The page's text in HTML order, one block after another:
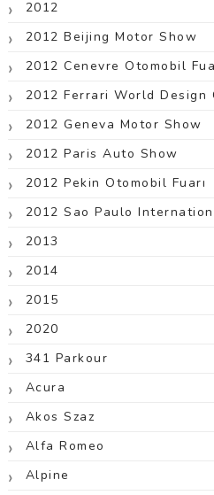
2012
2012 Beijing Motor Show
2012 Cenevre Otomobil
2012 Ferrari World Design
2012 Geneva Motor Show
2012 Paris Auto Show
2012 Pekin Otomobil Fuarı
2012 Sao Paulo
2013
2014
2015
2020
341 Parkour
Acura
Akos Szaz
Alfa Romeo
Alpine